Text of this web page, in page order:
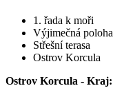
1. řada k moři
Výjimečná poloha
Střešní terasa
Ostrov Korcula
Ostrov Korcula - Kraj: